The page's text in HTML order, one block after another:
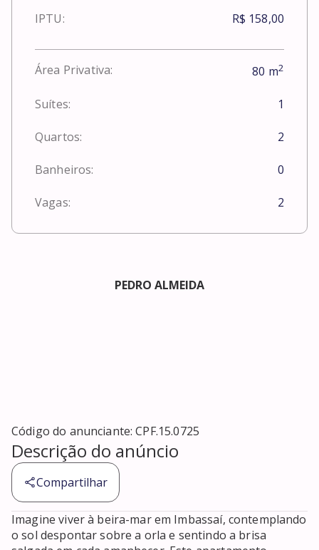
IPTU: R$ 158,00
Área Privativa: 80 m2
Suítes: 1
Quartos: 2
Banheiros: 0
Vagas: 2
PEDRO ALMEIDA
Código do anunciante:CPF.15.0725
Descrição do anúncio
Compartilhar
Imagine viver à beira-mar em Imbassaí, contemplando
o sol despontar sobre a orla e sentindo a brisa